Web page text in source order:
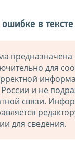
в тексте
предназначена
для
и не
связи.
для сведения.